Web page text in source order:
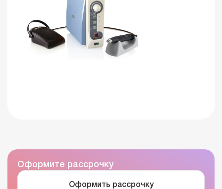
Оформите рассрочку
Оформить рассрочку